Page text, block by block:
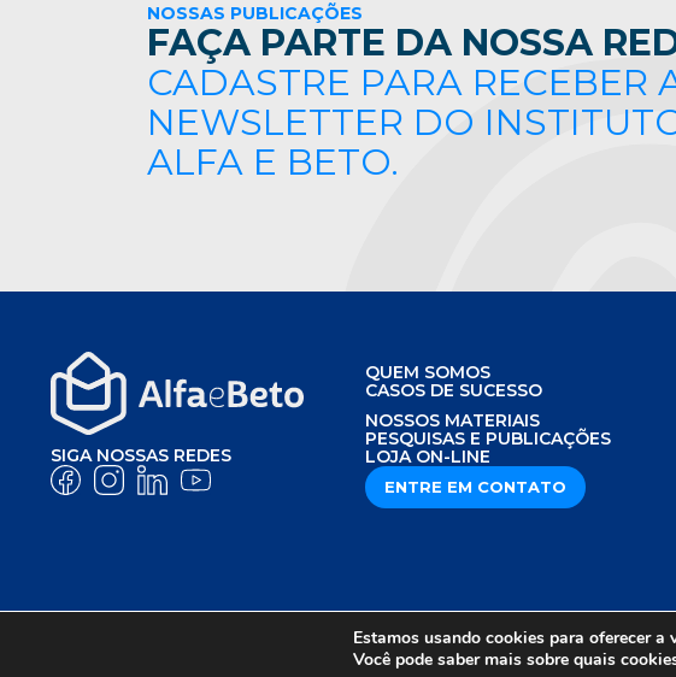
NOSSAS PUBLICAÇÕES
FAÇA PARTE DA NOSSA
CADASTRE PARA RECEBER
NEWSLETTER DO
ALFA E BETO.
SIGA NOSSAS REDES
QUEM SOMOS
CASOS DE SUCESSO
NOSSOS MATERIAIS
PESQUISAS E PUBLICAÇÕES
LOJA ON-LINE
ENTRE EM CONTATO
AVISO DE PRIVACIDADE POLÍTICA DE PRIVACIDADE
Estamos usando cookies para oferecer a
Você pode saber mais sobre quais